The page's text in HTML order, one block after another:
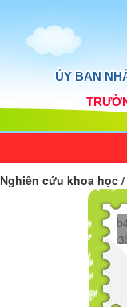
ỦY BAN
Nghiên cứu khoa học